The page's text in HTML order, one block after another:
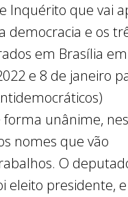
Inquérito que vai
democracia e os
em Brasília
e 8 de janeiro
unânime,
nomes que vão
O
eleito presidente,